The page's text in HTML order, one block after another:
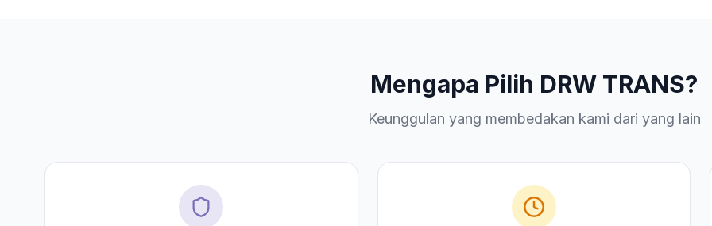
Mengapa Pilih DRW TRANS?
Keunggulan yang membedakan kami dari yang lain